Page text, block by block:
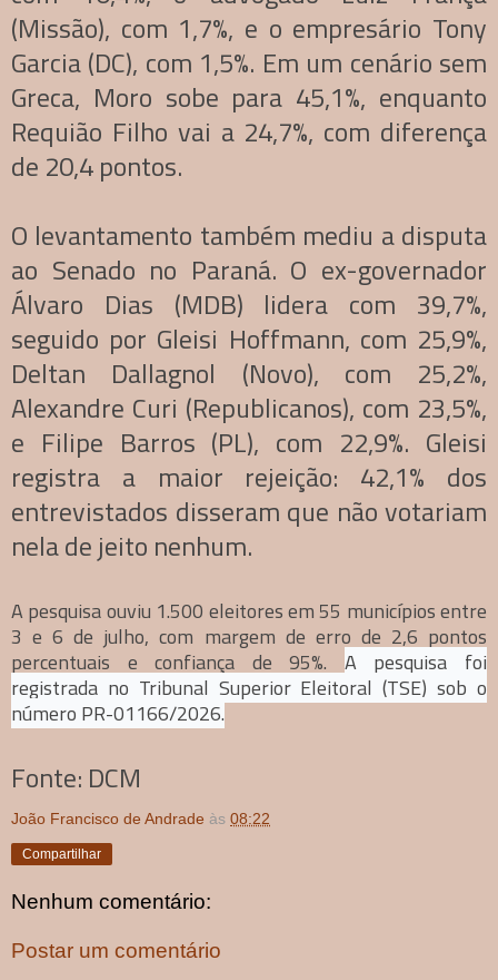
(Missão), com 1,7%, e o empresário Tony
Garcia (DC), com 1,5%. Em um cenário sem
Greca, Moro sobe para 45,1%, enquanto
Requião Filho vai a 24,7%, com diferença
de 20,4 pontos.
O levantamento também mediu a disputa
ao Senado no Paraná. O ex-governador
Álvaro Dias (MDB) lidera com 39,7%,
seguido por Gleisi Hoffmann, com 25,9%,
Deltan Dallagnol (Novo), com 25,2%,
Alexandre Curi (Republicanos), com 23,5%,
e Filipe Barros (PL), com 22,9%. Gleisi
registra a maior rejeição: 42,1% dos
entrevistados disseram que não votariam
nela de jeito nenhum.
A pesquisa ouviu 1.500 eleitores em 55 municípios entre
3 e 6 de julho, com margem de erro de 2,6 pontos
percentuais e confiança de 95%. A pesquisa foi
registrada no Tribunal Superior Eleitoral (TSE) sob o
número PR-01166/2026.
Fonte: DCM
João Francisco de Andrade às 08:22
Compartilhar
Nenhum comentário:
Postar um comentário